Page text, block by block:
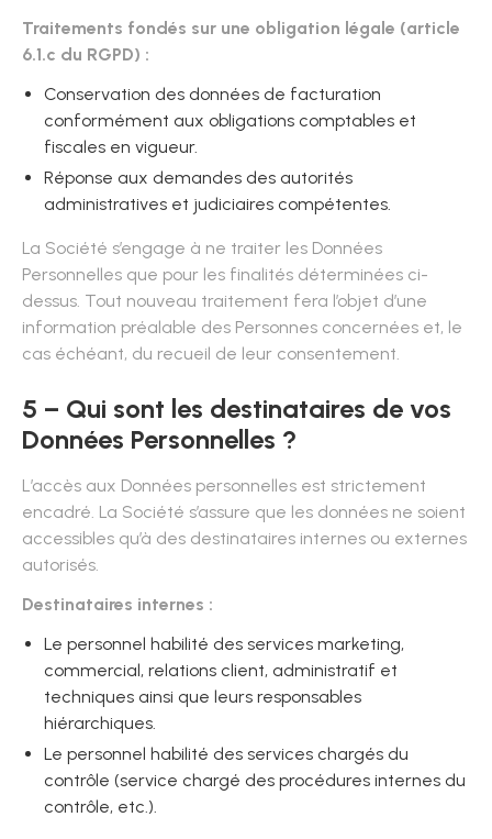
Traitements fondés sur une obligation légale (article
6.1.c du RGPD) :
Conservation des données de facturation
conformément aux obligations comptables et
fiscales en vigueur.
Réponse aux demandes des autorités
administratives et judiciaires compétentes.
La Société s’engage à ne traiter les Données
Personnelles que pour les finalités déterminées ci-
dessus. Tout nouveau traitement fera l’objet d’une
information préalable des Personnes concernées et, le
cas échéant, du recueil de leur consentement.
5 – Qui sont les destinataires de vos
Données Personnelles ?
L’accès aux Données personnelles est strictement
encadré. La Société s’assure que les données ne soient
accessibles qu’à des destinataires internes ou externes
autorisés.
Destinataires internes :
Le personnel habilité des services marketing,
commercial, relations client, administratif et
techniques ainsi que leurs responsables
hiérarchiques.
Le personnel habilité des services chargés du
contrôle (service chargé des procédures internes du
contrôle, etc.).